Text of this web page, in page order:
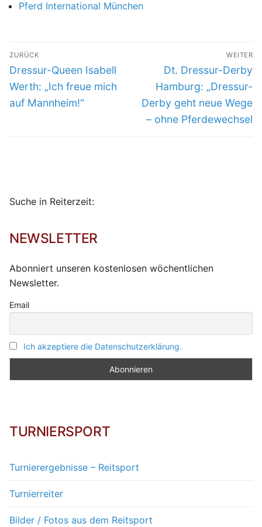
Pferd International München
Beitragsnavigation
ZURÜCK
Vorheriger
Beitrag:
Dressur-Queen Isabell
Werth: „Ich freue mich
auf Mannheim!“
WEITER
Nächster
Beitrag:
Dt. Dressur-Derby
Hamburg: „Dressur-
Derby geht neue Wege
– ohne Pferdewechsel
Suche in Reiterzeit:
NEWSLETTER
Abonniert unseren kostenlosen wöchentlichen
Newsletter.
Email
Ich akzeptiere die Datenschutzerklärung.
TURNIERSPORT
Turnierergebnisse – Reitsport
Turnierreiter
Bilder / Fotos aus dem Reitsport